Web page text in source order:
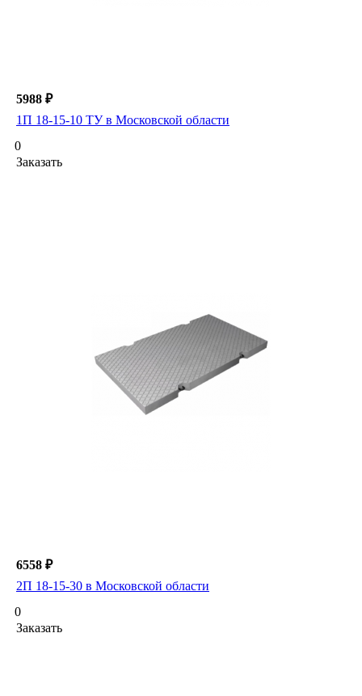
5988 ₽
1П 18-15-10 ТУ в Московской области
0
Заказать
6558 ₽
2П 18-15-30 в Московской области
0
Заказать